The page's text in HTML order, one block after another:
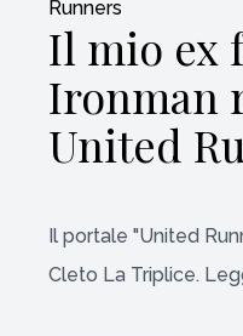
Il mio ex
Ironman
United
Il portale "United
Cleto La Triplice.